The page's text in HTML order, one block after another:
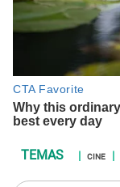
CINE